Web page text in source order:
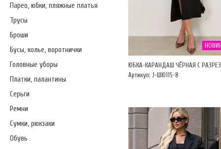
Парео, юбки, пляжные платья
Трусы
Броши
Бусы, колье, воротнички
Головные уборы
Платки, палантины
Серьги
Ремни
Сумки, рюкзаки
Обувь
ЮБКА-КАРАНДАШ ЧЁРНАЯ С
Артикул: J-ШЮ115-8